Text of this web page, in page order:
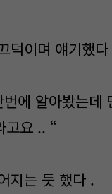
덕이며 얘기했
에 알아봤는데
고요 .. “
지는 듯 했다 .